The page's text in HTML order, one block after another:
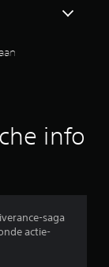
info
saga
actie-